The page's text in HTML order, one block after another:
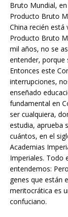
Bruto Mundial,
Producto Bruto
China recién
Producto Bruto
mil años, no se
entender, porque
Entonces este
interrupciones,
enseñado
fundamental en
ser cualquiera,
estudia, aprueba
cuántos, en el
Academias
Imperiales. Todo
entendemos:
genes que están
meritocrática es
confuciano.